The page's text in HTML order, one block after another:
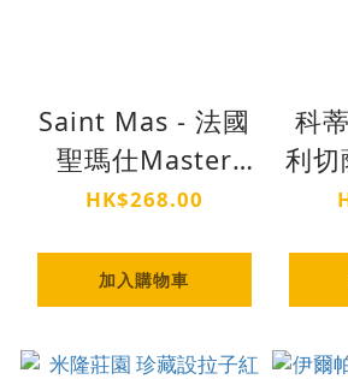
Saint Mas - 法國
聖瑪仕Master
503 平等
HK$268.00
加入購物車
科
利切